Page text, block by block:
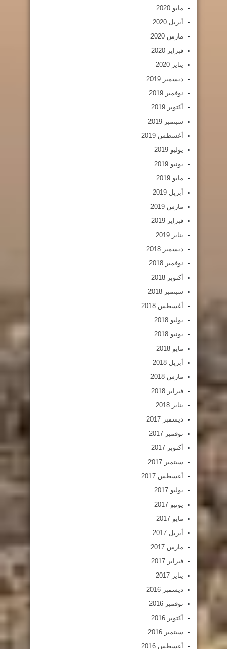
مايو 2020
أبريل 2020
مارس 2020
فبراير 2020
يناير 2020
ديسمبر 2019
نوفمبر 2019
أكتوبر 2019
سبتمبر 2019
أغسطس 2019
يوليو 2019
يونيو 2019
مايو 2019
أبريل 2019
مارس 2019
فبراير 2019
يناير 2019
ديسمبر 2018
نوفمبر 2018
أكتوبر 2018
سبتمبر 2018
أغسطس 2018
يوليو 2018
يونيو 2018
مايو 2018
أبريل 2018
مارس 2018
فبراير 2018
يناير 2018
ديسمبر 2017
نوفمبر 2017
أكتوبر 2017
سبتمبر 2017
أغسطس 2017
يوليو 2017
يونيو 2017
مايو 2017
أبريل 2017
مارس 2017
فبراير 2017
يناير 2017
ديسمبر 2016
نوفمبر 2016
أكتوبر 2016
سبتمبر 2016
أغسطس 2016